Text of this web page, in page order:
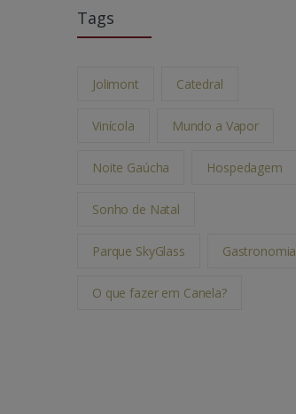
Tags
Jolimont Catedral
Vinícola Mundo a Vapor
Noite Gaúcha Hospedagem
Sonho de Natal
Parque SkyGlass Gastronomia
O que fazer em Canela?